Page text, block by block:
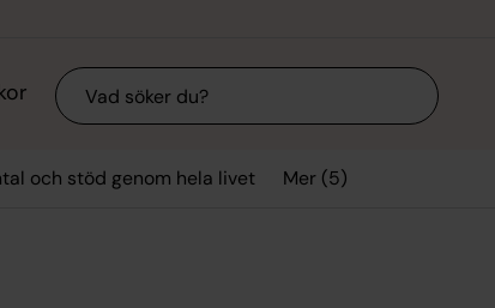
Sök
och stöd genom hela livet Mer (5)